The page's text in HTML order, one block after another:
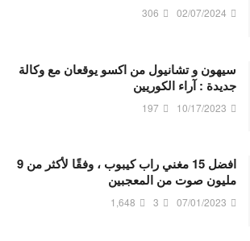
02/07/2024
306
سيهون و تشانيول من اكسو يوقعان مع وكالة
جديدة : آراء الكوريين
10/17/2023
197
افضل 15 مغني راب كيبوب ، وفقًا لأكثر من 9
مليون صوت من المعجبين
07/01/2023
3
1,648